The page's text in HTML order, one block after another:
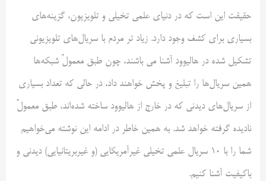
حقیقت این است که در دنیای علمی تخیلی و تلویزیون، گزینه‌های
بسیاری برای کشف وجود دارد. زیاد تر مردم با سریال‌های تلویزیونی
تشکیل شده در هالیوود آشنا می باشند، چون طبق معمولً شبکه‌ها
همین سریال‌ها را تبلیغ و پخش خواهند داد، در حالی که تعداد بسیاری
از سریال‌های دیدنی که در خارج از هالیوود ساخته شده‌اند، طبق معمولً
نادیده گرفته خواهد شد. به همین خاطر در ادامه این نوشته می‌خواهیم
شما را با ۱۰ سریال علمی تخیلی غیرآمریکایی (و غیربریتانیایی) دیدنی و
باکیفیت آشنا کنیم.